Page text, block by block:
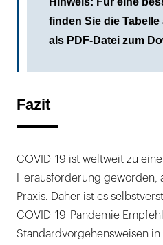
finden Sie die
als PDF-Datei zum
Fazit
COVID-19 ist weltweit zu
Herausforderung geworden,
Praxis. Daher ist es
COVID-19-Pandemie
Standardvorgehensweisen in